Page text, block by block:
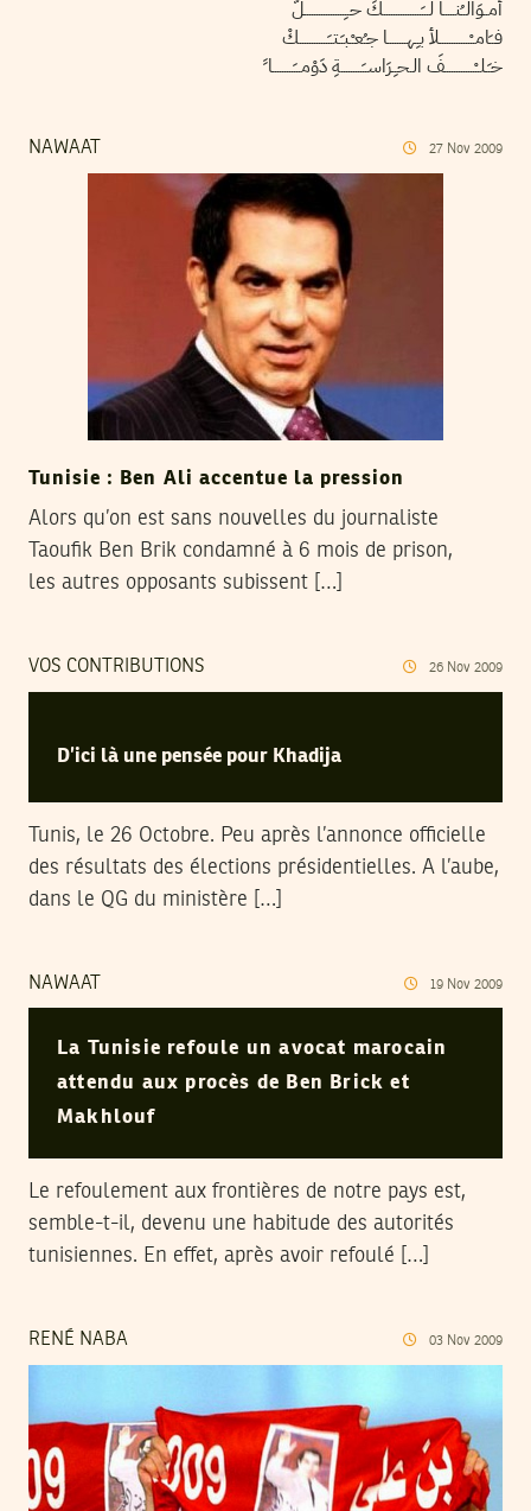
أمــوَالــُنـــــا لـــَــــــــــــــــكَ حــِـــــــــــــــــلٌّ
فــَامــْـــــــــــــلأ بـِـهــــــــا جـُعـْـبـَـتــَــــــــــــكْ
خـَـلــْـــــــــــــفَ الـحـِـرَاســَـــــــــةِ دَوْمـــَـــــــــا ً
NAWAAT 27 Nov 2009
Tunisie : Ben Ali accentue la pression
Alors qu’on est sans nouvelles du journaliste
Taoufik Ben Brik condamné à 6 mois de prison,
les autres opposants subissent […]
VOS CONTRIBUTIONS 26 Nov 2009
D’ici là une pensée pour Khadija
Tunis, le 26 Octobre. Peu après l’annonce officielle
des résultats des élections présidentielles. A l’aube,
dans le QG du ministère […]
NAWAAT 19 Nov 2009
La Tunisie refoule un avocat marocain
attendu aux procès de Ben Brick et
Makhlouf
Le refoulement aux frontières de notre pays est,
semble-t-il, devenu une habitude des autorités
tunisiennes. En effet, après avoir refoulé […]
RENÉ NABA 03 Nov 2009